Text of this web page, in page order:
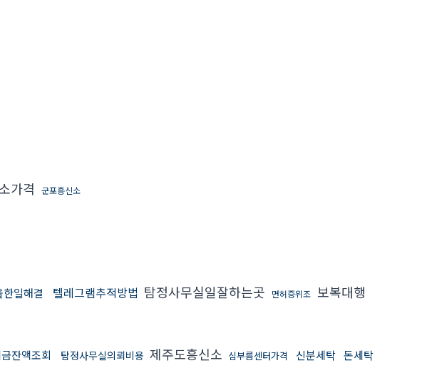
가격 군포흥신소
한일해결 텔레그램추적방법 탐정사무실일잘하는곳 면허증위조 보복대행
잔액조회 탐정사무실의뢰비용 제주도흥신소 심부름센터가격 신분세탁 돈세탁